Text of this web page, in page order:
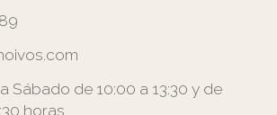
Sábado de 10:00 a 13:30 y de
horas